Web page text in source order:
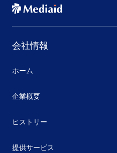
会社情報
ホーム
企業概要
ヒストリー
提供サービス